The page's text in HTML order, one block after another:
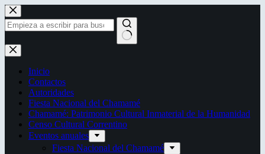
Saltar
al
contenido
Sin
resultados
Inicio
Contactos
Autoridades
Fiesta Nacional del Chamamé
Chamamé: Patrimonio Cultural Inmaterial de la Humanidad
Censo Cultural Correntino
Eventos anuales
Fiesta Nacional del Chamamé